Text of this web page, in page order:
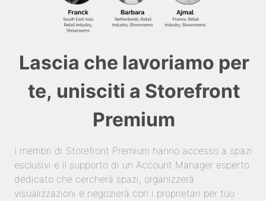
Lascia che lavoriamo per
te, unisciti a Storefront
Premium
I membri di Storefront Premium hanno accesso a spazi
esclusivi e il supporto di un Account Manager esperto
dedicato che cercherà spazi, organizzerà
visualizzazioni e negozierà con i proprietari per tuo